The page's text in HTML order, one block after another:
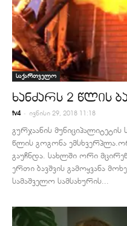
საქართველო
ხანძარს 2 წლის
tv4 - ივნისი 29, 2018 11:18
გურჯაანის
წლის გოგონა
გაუჩნდა. სახლში ორი
ერთი ბავშვის გამოყვანა
სამაშველო სამსახურის...